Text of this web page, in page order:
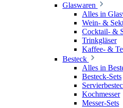
Glaswaren
Alles in
Wein- &
Cocktail- &
Trinkgläser
Kaffee- &
Besteck
Alles in
Besteck-Sets
Kochmesser
Messer-Sets